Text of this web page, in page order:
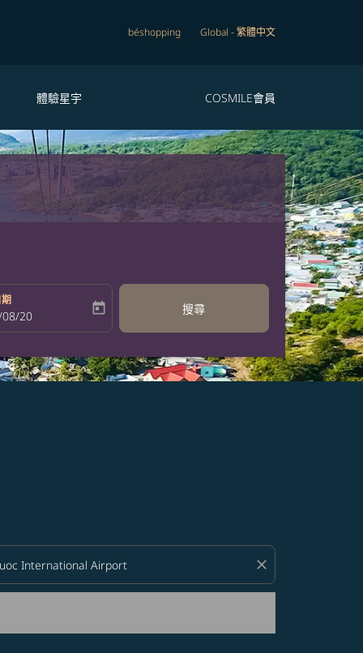
béshopping Global -繁體中文
體驗星宇 COSMILE會員
return-date-aria-label
20 today 搜尋
close